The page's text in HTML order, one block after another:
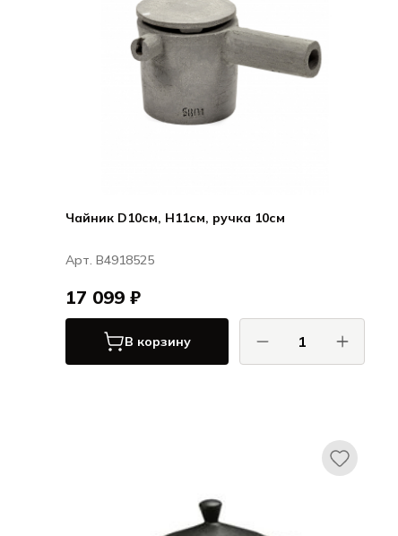
Чайник D10см, H11см, ручка 10см
Арт. B4918525
17 099 ₽
В корзину